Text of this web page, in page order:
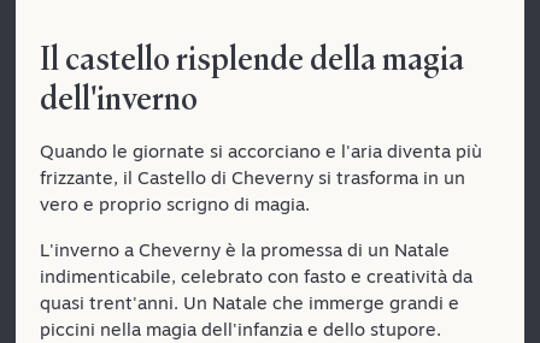
Il castello risplende della magia
dell'inverno
Quando le giornate si accorciano e l'aria diventa più
frizzante, il Castello di Cheverny si trasforma in un
vero e proprio scrigno di magia.
L'inverno a Cheverny è la promessa di un Natale
indimenticabile, celebrato con fasto e creatività da
quasi trent'anni. Un Natale che immerge grandi e
piccini nella magia dell'infanzia e dello stupore.